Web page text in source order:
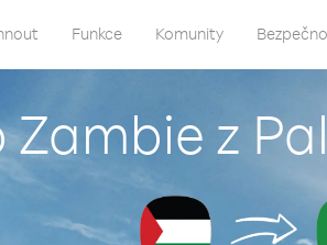
Funkce Komunity
Zambie z